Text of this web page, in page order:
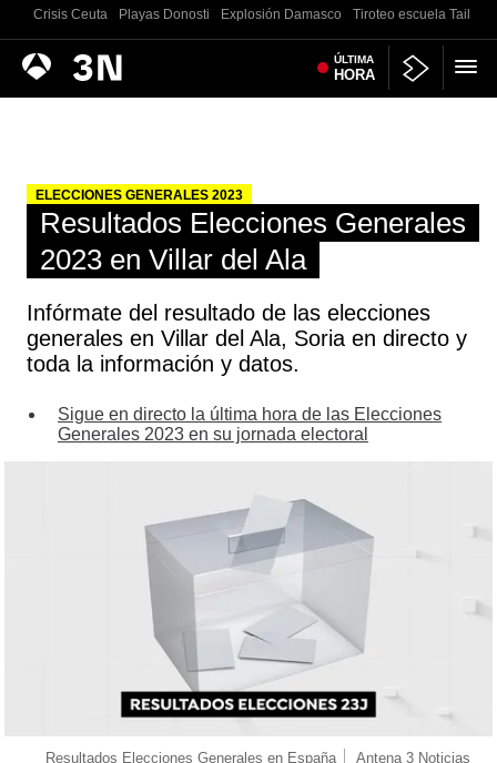
Crisis Ceuta Playas Donosti Explosión Damasco Tiroteo escuela
Antena
3
Noticias ÚLTIMA
HORA
ELECCIONES GENERALES 2023
Resultados Elecciones Generales
2023 en Villar del Ala
Infórmate del resultado de las elecciones
generales en Villar del Ala, Soria en directo y
toda la información y datos.
Sigue en directo la última hora de las Elecciones
Generales 2023 en su jornada electoral
Resultados Elecciones Generales en España Antena 3 Noticias